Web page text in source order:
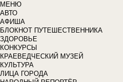
МЕНЮ
АВТО
АФИША
БЛОКНОТ ПУТЕШЕСТВЕННИКА
ЗДОРОВЬЕ
КОНКУРСЫ
КРАЕВЕДЧЕСКИЙ МУЗЕЙ
КУЛЬТУРА
ЛИЦА ГОРОДА